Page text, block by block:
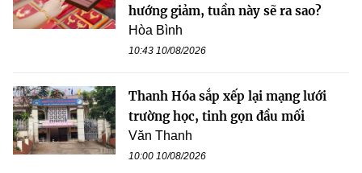
hướng giảm, tuần này sẽ ra sao?
Hòa Bình
10:43 10/08/2026
Thanh Hóa sắp xếp lại mạng lưới
trường học, tinh gọn đầu mối
Văn Thanh
10:00 10/08/2026